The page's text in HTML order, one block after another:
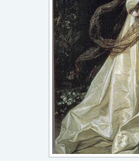
Контакти
Регистрация